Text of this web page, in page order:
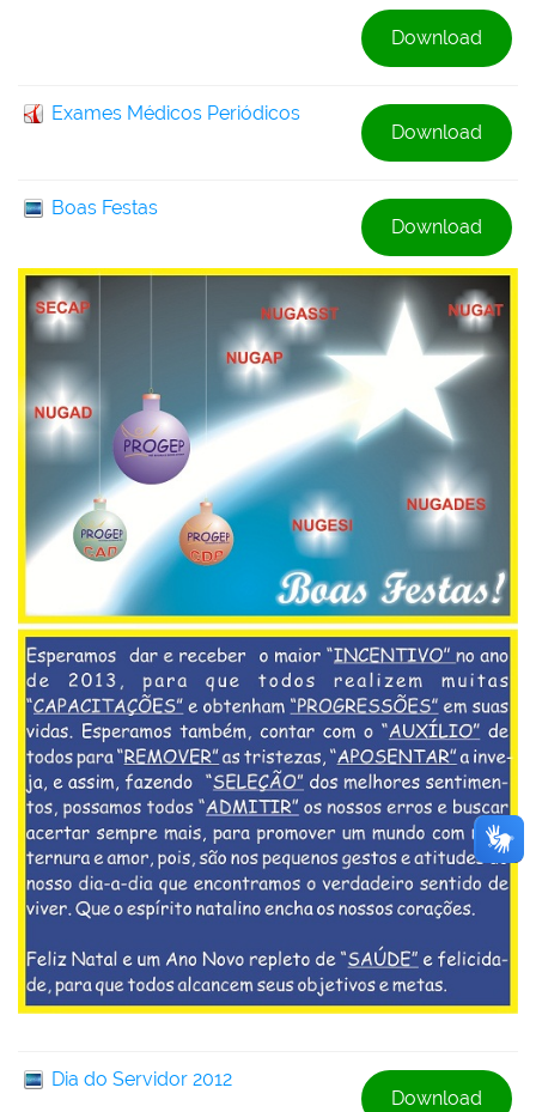
Download
Exames Médicos Periódicos
Download
Boas Festas
Download
Dia do Servidor 2012
Download